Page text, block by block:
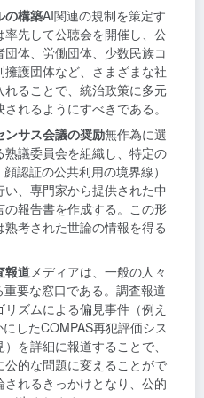
の構築AI関連の規制を策定す
率先して公聴会を開催し、公
体、労働団体、少数民族コ
擁護団体など、さまざまな社
ることで、統治政策に多元
れるようにすべきである。
ンサス会議の奨励無作為に選
議委員会を組織し、特定の
認証の公共利用の境界線）
、専門家から提供された中
報告書を作成する。この形
考された世論の情報を得る
報道メディアは、一般の人々
要な窓口である。調査報道
ズムによる偏見事件（例え
したCOMPAS再犯評価シス
を詳細に報道することで、
的な問題に変えることがで
れるきっかけとなり、公的